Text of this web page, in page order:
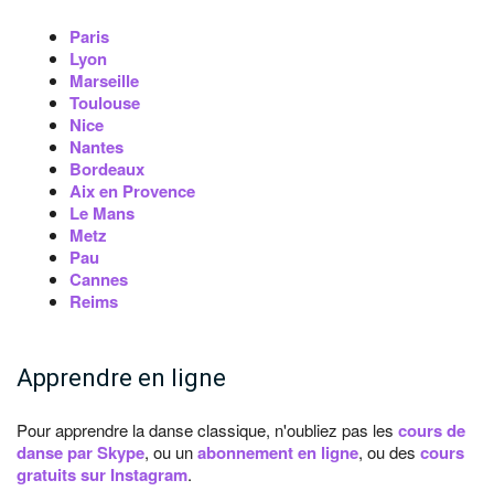
Paris
Lyon
Marseille
Toulouse
Nice
Nantes
Bordeaux
Aix en Provence
Le Mans
Metz
Pau
Cannes
Reims
Apprendre en ligne
Pour apprendre la danse classique, n'oubliez pas les cours de
danse par Skype, ou unabonnement en ligne, ou des cours
gratuits sur Instagram.